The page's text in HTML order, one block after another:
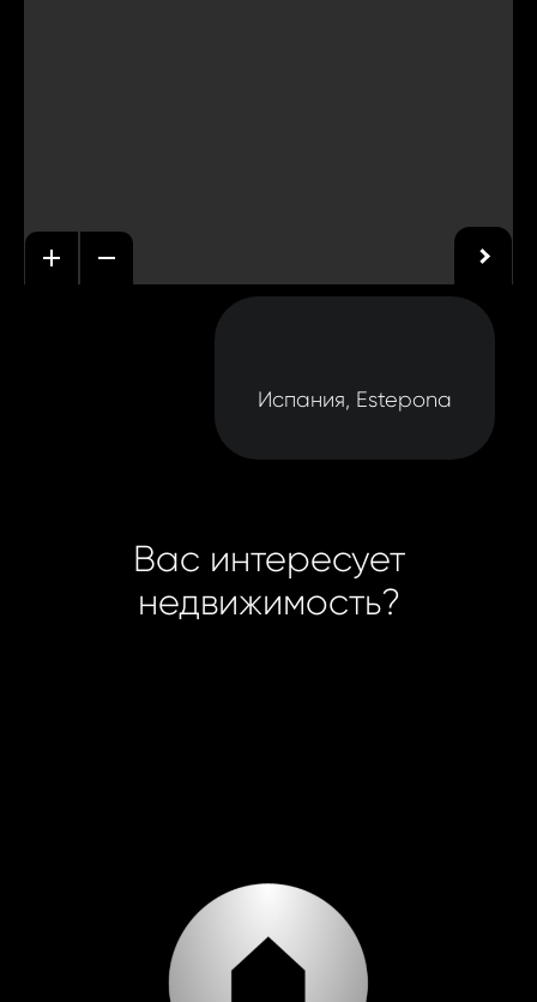
Испания, Estepona
Вас интересует
недвижимость?